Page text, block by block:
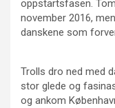
oppstartsfasen.
november 2016,
danskene som
Trolls dro ned med
stor glede og
og ankom